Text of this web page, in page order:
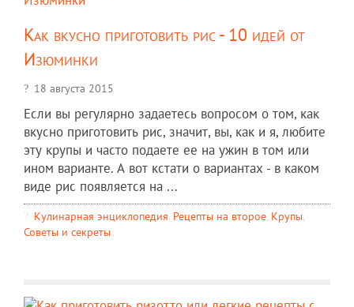
Как вкусно приготовить рис - 10 идей от
Изюминки
18 августа 2015
Если вы регулярно задаетесь вопросом о том, как
вкусно приготовить рис, значит, вы, как и я, любите
эту крупы и часто подаете ее на ужин в том или
ином варианте. А вот кстати о вариантах - в каком
виде рис появляется на ...
Кулинарная энциклопедия, Рецепты на второе, Крупы,
Советы и секреты